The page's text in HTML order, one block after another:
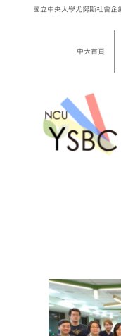
國立中央大學尤努斯社會企
中大首頁